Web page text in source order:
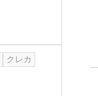
クレカ